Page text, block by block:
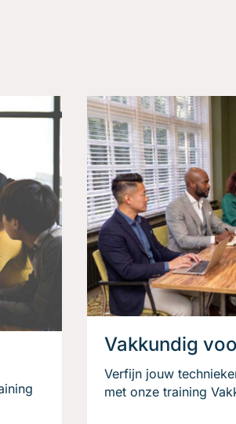
Vakkundig
Verfijn jouw
met onze training